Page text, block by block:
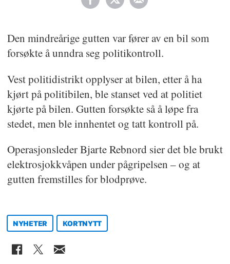
Den mindreårige gutten var fører av en bil som
forsøkte å unndra seg politikontroll.
Vest politidistrikt opplyser at bilen, etter å ha
kjørt på politibilen, ble stanset ved at politiet
kjørte på bilen. Gutten forsøkte så å løpe fra
stedet, men ble innhentet og tatt kontroll på.
Operasjonsleder Bjarte Rebnord sier det ble brukt
elektrosjokkvåpen under pågripelsen – og at
gutten fremstilles for blodprøve.
NYHETER KORTNYTT